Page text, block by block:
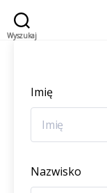
Wyszukaj
Imię
Nazwisko